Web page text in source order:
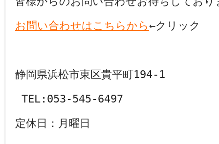
お問い合わせはこちらから←クリック
静岡県浜松市東区貴平町194-1
TEL:053-545-6497
定休日：月曜日